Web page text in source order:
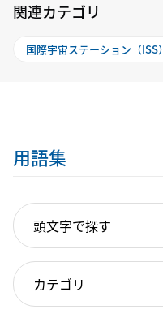
関連カテゴリ
国際宇宙ステーション（ISS）
用語集